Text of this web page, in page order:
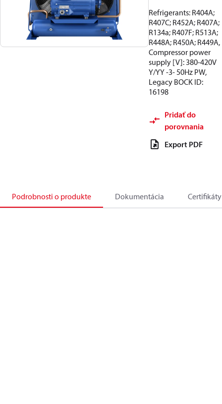
Refrigerants: R404A;
R407C; R452A; R407A;
R134a; R407F; R513A;
R448A; R450A; R449A,
Compressor power
supply [V]: 380-420V
Y/YY -3- 50Hz PW,
Legacy BOCK ID:
16198
Pridať do
porovnania
Export PDF
Podrobnosti o produkte Dokumentácia Certifikáty